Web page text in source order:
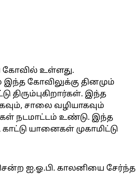
கோவில் உள்ளது.
இந்த கோவிலுக்கு தினமும்
திரும்புகிறார்கள். இந்த
சாலை வழியாகவும்
நடமாட்டம் உண்டு. இந்த
யானைகள் முகாமிட்டு
ஐ.ஓ.பி. காலனியை சேர்ந்த